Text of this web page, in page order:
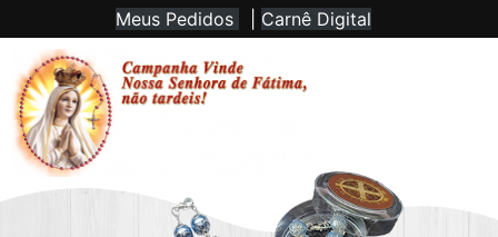
Meus Pedidos Carnê Digital